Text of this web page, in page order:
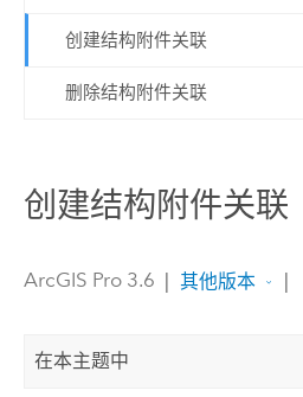
创建结构附件关联
删除结构附件关联
创建结构附件关联
ArcGIS Pro 3.6 | 其他版本 |
在本主题中